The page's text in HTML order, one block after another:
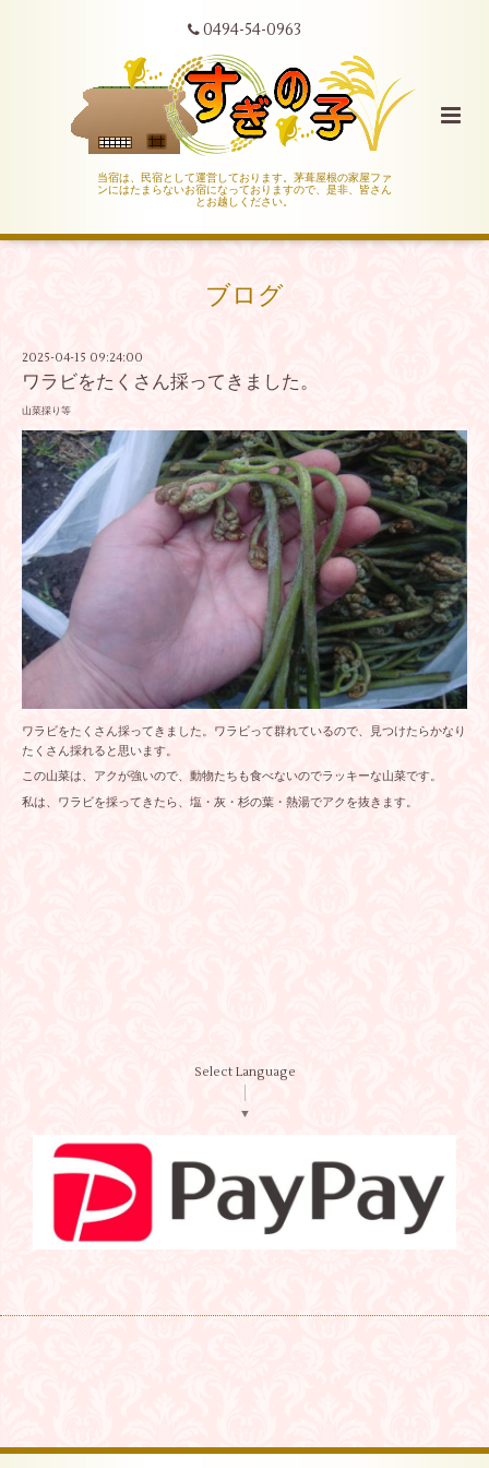
0494-54-0963
当宿は、民宿として運営しております。茅葺屋根の家屋ファ
ンにはたまらないお宿になっておりますので、是非、皆さん
とお越しください。
ブログ
2025-04-15 09:24:00
ワラビをたくさん採ってきました。
山菜採り等
ワラビをたくさん採ってきました。ワラビって群れているので、見つけたらかなり
たくさん採れると思います。
この山菜は、アクが強いので、動物たちも食べないのでラッキーな山菜です。
私は、ワラビを採ってきたら、塩・灰・杉の葉・熱湯でアクを抜きます。
Select Language
▼